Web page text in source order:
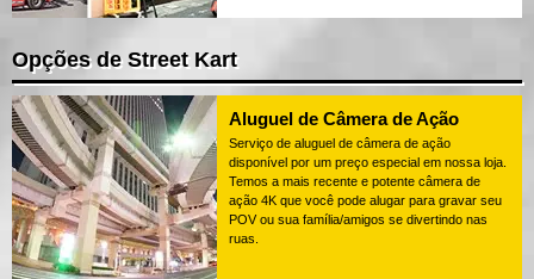
Opções de Street Kart
Aluguel de Câmera de Ação
Serviço de aluguel de câmera de ação
disponível por um preço especial em nossa loja.
Temos a mais recente e potente câmera de
ação 4K que você pode alugar para gravar seu
POV ou sua família/amigos se divertindo nas
ruas.